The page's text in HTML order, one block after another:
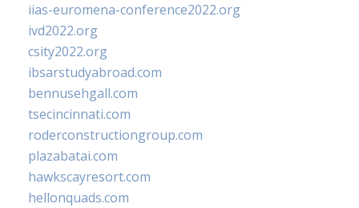
iias-euromena-conference2022.org
ivd2022.org
csity2022.org
ibsarstudyabroad.com
bennusehgall.com
tsecincinnati.com
roderconstructiongroup.com
plazabatai.com
hawkscayresort.com
hellonquads.com